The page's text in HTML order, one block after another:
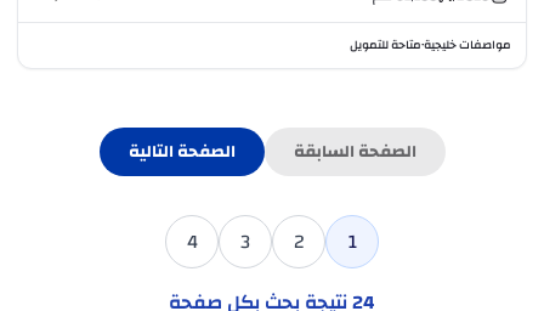
مواصفات خليجية•متاحة للتمويل
الصفحة السابقة الصفحة التالية
1
2
3
4
24نتيجة بحث بكل صفحة